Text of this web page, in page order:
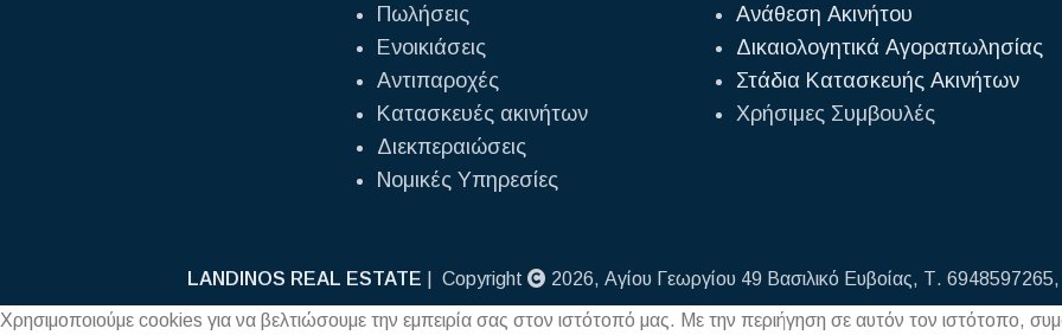
Πωλήσεις
Ενοικιάσεις
Αντιπαροχές
Κατασκευές ακινήτων
Διεκπεραιώσεις
Νομικές Υπηρεσίες
Ανάθεση Ακινήτου
Δικαιολογητικά Αγοραπωλησίας
Στάδια Κατασκευής Ακινήτων
Χρήσιμες Συμβουλές
LANDINOS REAL ESTATE | Copyright 2026, Αγίου Γεωργίου 49 Βασιλικό Ευβοίας, Τ.
Χρησιμοποιούμε cookies για να βελτιώσουμε την εμπειρία σας στον ιστότοπό μας. Με την περιήγηση σε αυτόν τον ιστότοπο,